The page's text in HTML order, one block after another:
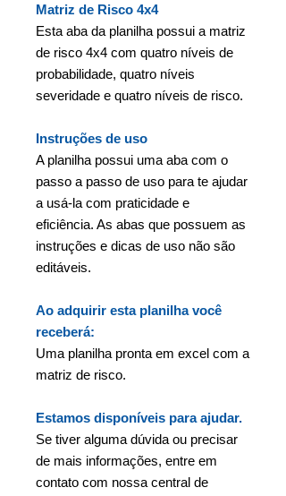
Matriz de Risco 4x4
Esta aba da planilha possui a matriz
de risco 4x4 com quatro níveis de
probabilidade, quatro níveis
severidade e quatro níveis de risco.
Instruções de uso
A planilha possui uma aba com o
passo a passo de uso para te ajudar
a usá-la com praticidade e
eficiência. As abas que possuem as
instruções e dicas de uso não são
editáveis.
Ao adquirir esta planilha você
receberá:
Uma planilha pronta em excel com a
matriz de risco.
Estamos disponíveis para ajudar.
Se tiver alguma dúvida ou precisar
de mais informações, entre em
contato com nossa central de